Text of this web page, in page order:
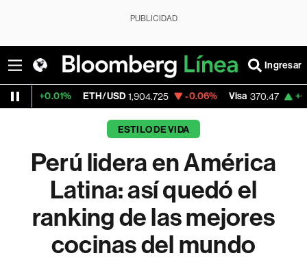
PUBLICIDAD
Ingresar
1,904.725 -0.06% Visa 370.47 +0.52%
ESTILO DE VIDA
Perú lidera en América
Latina: así quedó el
ranking de las mejores
cocinas del mundo